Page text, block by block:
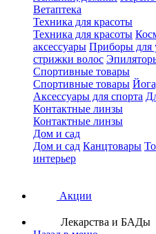
Ветаптека
Техника для красоты
Техника для красоты
аксессуары Приборы для
стрижки волос
Спортивные товары
Спортивные товары
Аксессуары для спорта
Контактные линзы
Контактные линзы
Дом и сад
Дом и сад Канцтовары
интерьер
Акции
Лекарства и БАДы